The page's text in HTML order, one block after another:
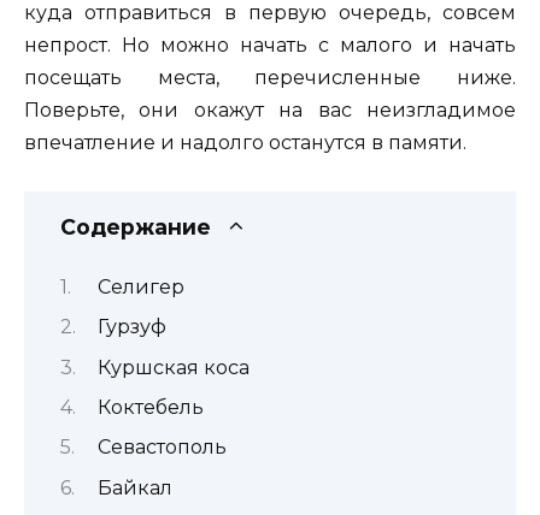
куда отправиться в первую очередь, совсем
непрост. Но можно начать с малого и начать
посещать места, перечисленные ниже.
Поверьте, они окажут на вас неизгладимое
впечатление и надолго останутся в памяти.
Содержание
Селигер
Гурзуф
Куршская коса
Коктебель
Севастополь
Байкал